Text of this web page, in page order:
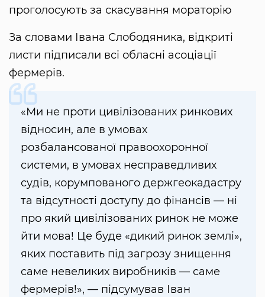
проголосують за скасування мораторію
За словами Івана Слободяника, відкриті
листи підписали всі обласні асоціації
фермерів.
«Ми не проти цивілізованих ринкових
відносин, але в умовах
розбалансованої правоохоронної
системи, в умовах несправедливих
судів, корумпованого держгеокадастру
та відсутності доступу до фінансів — ні
про який цивілізованих ринок не може
йти мова! Це буде «дикий ринок землі»,
яких поставить під загрозу знищення
саме невеликих виробників — саме
фермерів!», — підсумував Іван